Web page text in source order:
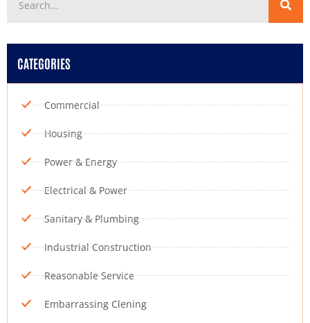
CATEGORIES
Commercial
Housing
Power & Energy
Electrical & Power
Sanitary & Plumbing
Industrial Construction
Reasonable Service
Embarrassing Clening